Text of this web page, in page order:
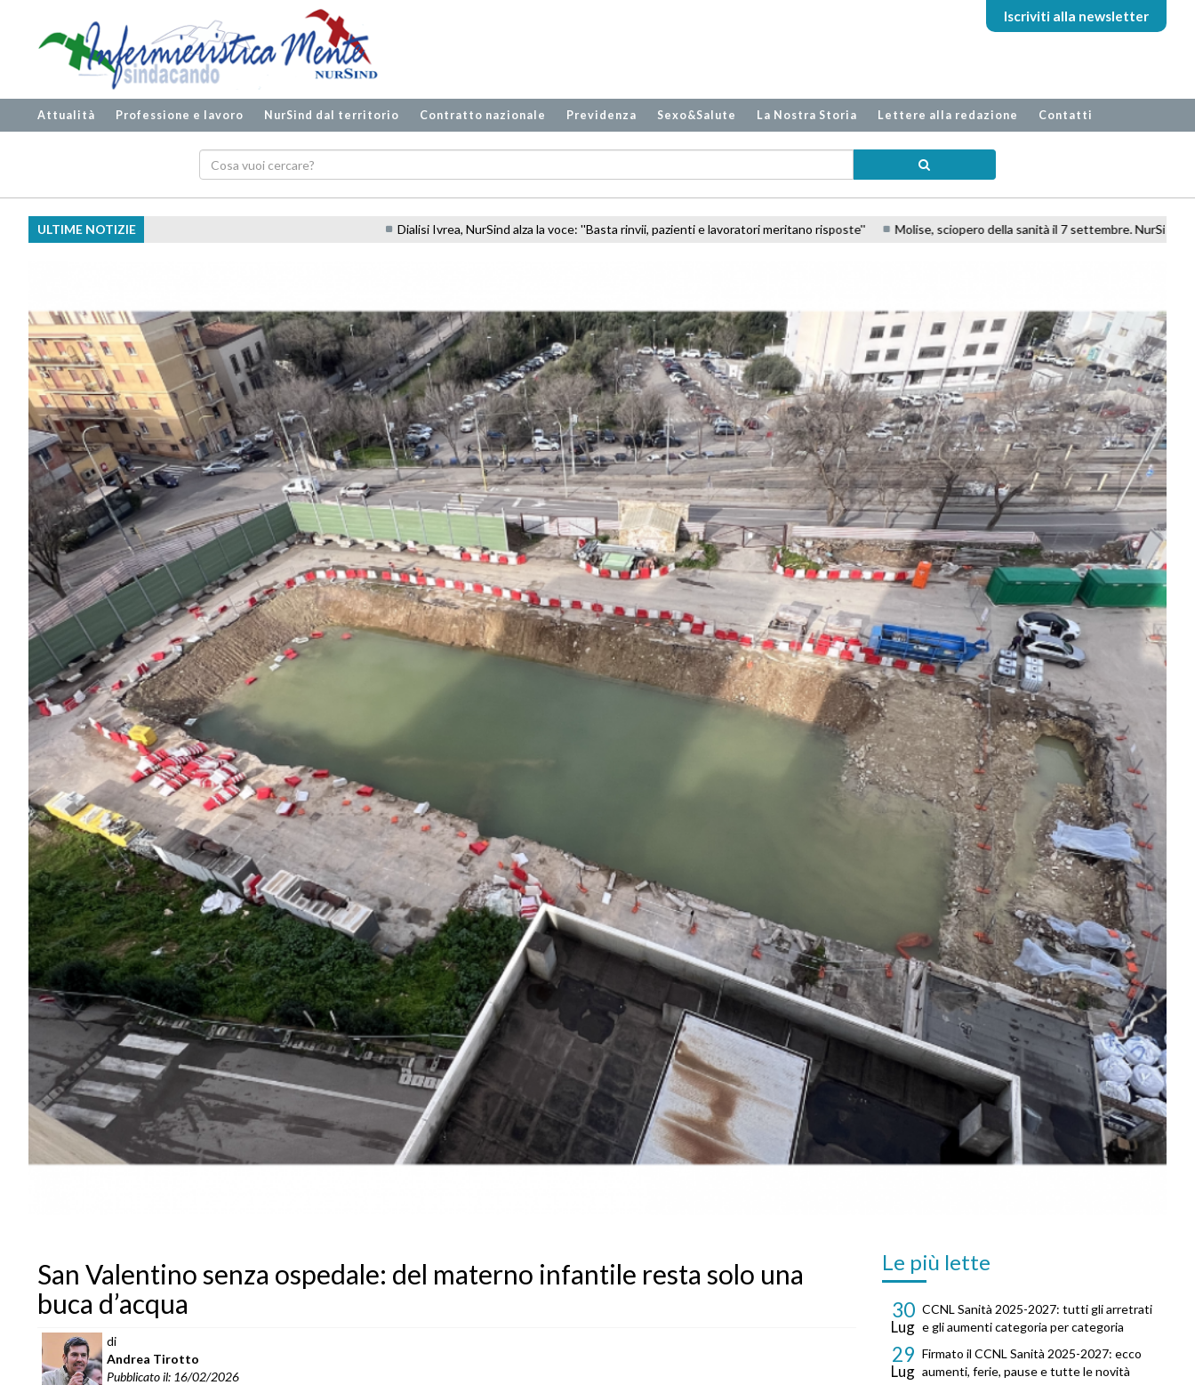
Iscriviti alla newsletter
Attualità Professione e lavoro NurSind dal territorio Contratto nazionale Previdenza Sexo&Salute La Nostra Storia Lettere alla redazione Contatti
ULTIME NOTIZIE Dialisi Ivrea, NurSind alza la voce: ''Basta rinvii, pazienti e lavoratori meritano risposte'' Molise, sciopero della sanità il 7 settembre. NurSind, CISL FP e FIALS: ''Organici al collasso''
San Valentino senza ospedale: del materno infantile resta solo una
buca d’acqua
di
Andrea Tirotto
Pubblicato il: 16/02/2026
Le più lette
30
Lug
CCNL Sanità 2025-2027: tutti gli arretrati
e gli aumenti categoria per categoria
29
Lug
Firmato il CCNL Sanità 2025-2027: ecco
aumenti, ferie, pause e tutte le novità